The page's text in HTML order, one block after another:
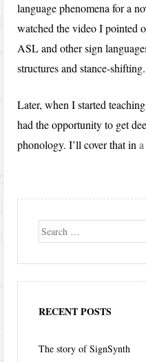
language phenomena for a
watched the video I pointed
ASL and other sign
structures and stance-shifting.
Later, when I started
had the opportunity to get
phonology. I’ll cover that in
Search
RECENT POSTS
The story of SignSynth